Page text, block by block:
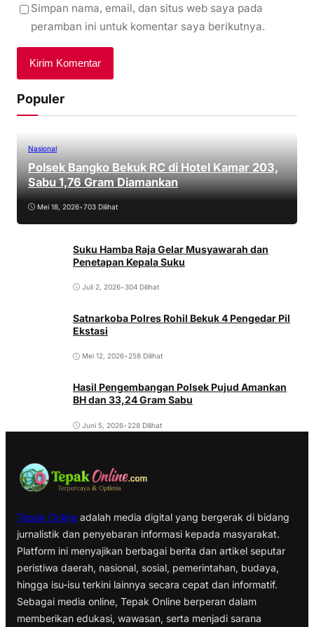
Simpan nama, email, dan situs web saya pada
peramban ini untuk komentar saya berikutnya.
Populer
Nasional
Polsek Bangko Bekuk RC di Hotel Kamar 203,
Sabu 1,76 Gram Diamankan
Mei 18, 2026•703 Dilihat
Suku Hamba Raja Gelar Musyawarah dan
Penetapan Kepala Suku
Juli 2, 2026•304 Dilihat
Satnarkoba Polres Rohil Bekuk 4 Pengedar Pil
Ekstasi
Mei 12, 2026• 258 Dilihat
Hasil Pengembangan Polsek Pujud Amankan
BH dan 33,24 Gram Sabu
Juni 5, 2026• 228 Dilihat
Tepak Online adalah media digital yang bergerak di bidang
jurnalistik dan penyebaran informasi kepada masyarakat.
Platform ini menyajikan berbagai berita dan artikel seputar
peristiwa daerah, nasional, sosial, pemerintahan, budaya,
hingga isu-isu terkini lainnya secara cepat dan informatif.
Sebagai media online, Tepak Online berperan dalam
memberikan edukasi, wawasan, serta menjadi sarana